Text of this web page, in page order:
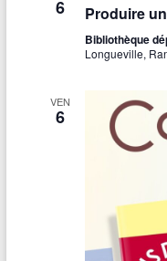
6 Produire
Bibliothèque
Longueville,
VEN
6